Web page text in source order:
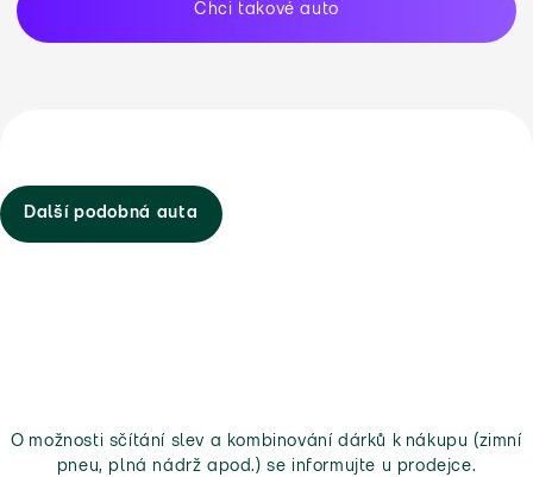
Chci takové auto
Další podobná auta
O možnosti sčítání slev a kombinování dárků k nákupu (zimní
pneu, plná nádrž apod.) se informujte u prodejce.